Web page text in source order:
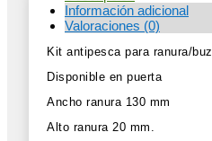
Información adicional
Valoraciones (0)
Kit antipesca para ranura/
Disponible en puerta
Ancho ranura 130 mm
Alto ranura 20 mm.